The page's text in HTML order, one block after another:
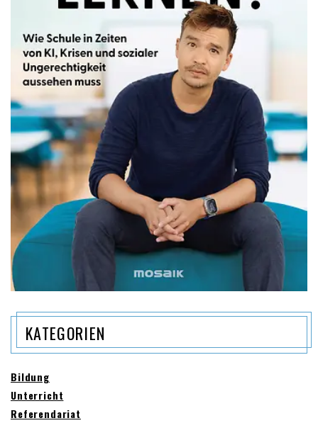
KATEGORIEN
Bildung
Unterricht
Referendariat